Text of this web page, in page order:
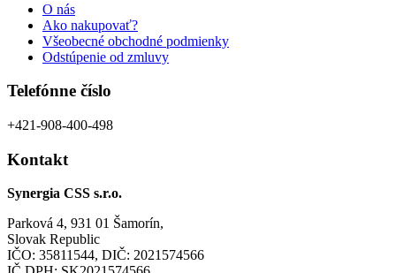
O nás
Ako nakupovať?
Všeobecné obchodné podmienky
Odstúpenie od zmluvy
Telefónne číslo
+421-908-400-498
Kontakt
Synergia CSS s.r.o.
Parková 4, 931 01 Šamorín,
Slovak Republic
IČO: 35811544, DIČ: 2021574566